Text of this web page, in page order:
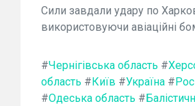
Сили завдали удару по
використовуючи авіаційні
#Чернігівська область #
область # Київ #Україна #
#Одеська область #